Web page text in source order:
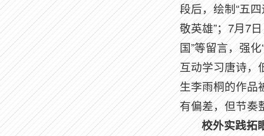
段后，绘制“五
敬英雄”；7月7
国”等留言，强
互动学习唐诗，
生李雨桐的作品
有偏差，但节奏
校外实践拓